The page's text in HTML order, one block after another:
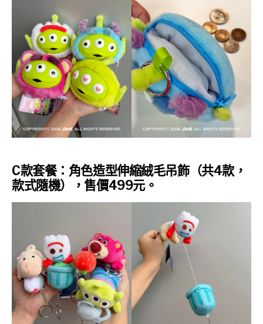
C款套餐：角色造型伸縮絨毛吊飾（共4款，
款式隨機），售價499元。